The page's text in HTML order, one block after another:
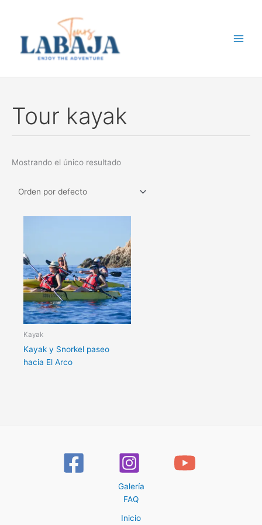
Tour kayak
Mostrando el único resultado
Kayak
Kayak y Snorkel paseo
hacia El Arco
Galería
FAQ
Inicio